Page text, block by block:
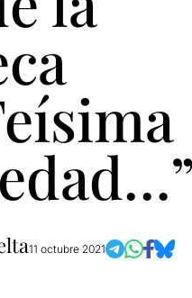
11 octubre 2021